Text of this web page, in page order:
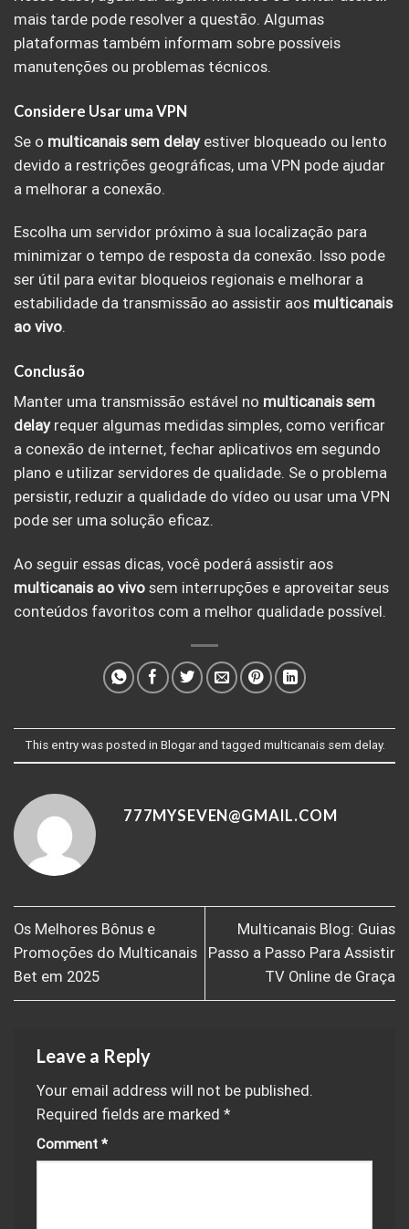
mais tarde pode resolver a questão. Algumas
plataformas também informam sobre possíveis
manutenções ou problemas técnicos.
Considere Usar uma VPN
Se o multicanais sem delayestiver bloqueado ou lento
devido a restrições geográficas, uma VPN pode ajudar
a melhorar a conexão.
Escolha um servidor próximo à sua localização para
minimizar o tempo de resposta da conexão. Isso pode
ser útil para evitar bloqueios regionais e melhorar a
estabilidade da transmissão ao assistir aos multicanais
ao vivo.
Conclusão
Manter uma transmissão estável no multicanais sem
delayrequer algumas medidas simples, como verificar
a conexão de internet, fechar aplicativos em segundo
plano e utilizar servidores de qualidade. Se o problema
persistir, reduzir a qualidade do vídeo ou usar uma VPN
pode ser uma solução eficaz.
Ao seguir essas dicas, você poderá assistir aos
multicanais ao vivo sem interrupções e aproveitar seus
conteúdos favoritos com a melhor qualidade possível.
This entry was posted in Blogarand tagged multicanais sem delay.
777MYSEVEN@GMAIL.COM
Os Melhores Bônus e
Promoções do Multicanais
Bet em 2025
Multicanais Blog: Guias
Passo a Passo Para Assistir
TV Online de Graça
Leave a Reply
Your email address will not be published.
Required fields are marked *
Comment *